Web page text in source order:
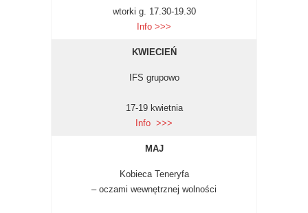
wtorki g. 17.30-19.30
Info >>>
KWIECIEŃ
IFS grupowo
17-19 kwietnia
Info >>>
MAJ
Kobieca Teneryfa
– oczami wewnętrznej wolności